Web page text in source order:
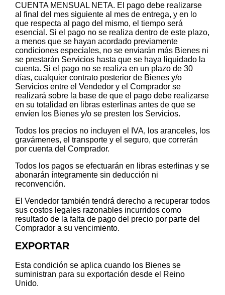
CUENTA MENSUAL NETA. El pago debe realizarse
al final del mes siguiente al mes de entrega, y en lo
que respecta al pago del mismo, el tiempo será
esencial. Si el pago no se realiza dentro de este plazo,
a menos que se hayan acordado previamente
condiciones especiales, no se enviarán más Bienes ni
se prestarán Servicios hasta que se haya liquidado la
cuenta. Si el pago no se realiza en un plazo de 30
días, cualquier contrato posterior de Bienes y/o
Servicios entre el Vendedor y el Comprador se
realizará sobre la base de que el pago debe realizarse
en su totalidad en libras esterlinas antes de que se
envíen los Bienes y/o se presten los Servicios.
Todos los precios no incluyen el IVA, los aranceles, los
gravámenes, el transporte y el seguro, que correrán
por cuenta del Comprador.
Todos los pagos se efectuarán en libras esterlinas y se
abonarán íntegramente sin deducción ni
reconvención.
El Vendedor también tendrá derecho a recuperar todos
sus costos legales razonables incurridos como
resultado de la falta de pago del precio por parte del
Comprador a su vencimiento.
EXPORTAR
Esta condición se aplica cuando los Bienes se
suministran para su exportación desde el Reino
Unido.